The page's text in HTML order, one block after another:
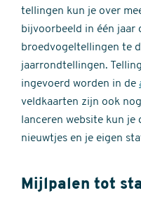
tellingen kun je over
bijvoorbeeld in één jaar
broedvogeltellingen te
jaarrondtellingen.
ingevoerd worden in de
veldkaarten zijn ook
lanceren website kun
nieuwtjes en je eigen
Mijlpalen tot